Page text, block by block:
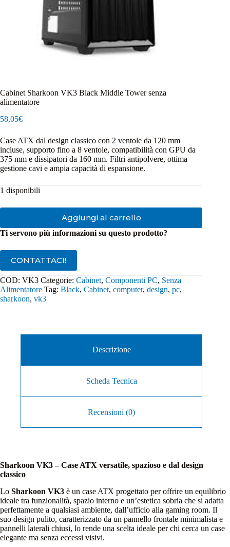
Cabinet Sharkoon VK3 Black Middle Tower senza
alimentatore
58,05€
Case ATX dal design classico con 2 ventole da 120 mm
incluse, supporto fino a 8 ventole, compatibilità con GPU da
375 mm e dissipatori da 160 mm. Filtri antipolvere, ottima
gestione cavi e ampia capacità di espansione.
1 disponibili
Aggiungi al carrello
Ti servono più informazioni su questo prodotto?
CONTATTACI!
COD: VK3 Categorie: Cabinet, Componenti PC, Senza
Alimentatore Tag: Black, Cabinet, computer, design, pc,
sharkoon, vk3
Descrizione
Scheda Tecnica
Recensioni (0)
Sharkoon VK3 – Case ATX versatile, spazioso e dal design
classico
Lo Sharkoon VK3 è un case ATX progettato per offrire un equilibrio
ideale tra funzionalità, spazio interno e un’estetica sobria che si adatta
perfettamente a qualsiasi ambiente, dall’ufficio alla gaming room. Il
suo design pulito, caratterizzato da un pannello frontale minimalista e
pannelli laterali chiusi, lo rende una scelta ideale per chi cerca un case
elegante ma senza eccessi visivi.